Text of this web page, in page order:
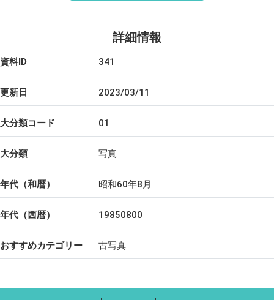
詳細情報
資料ID 341
更新日 2023/03/11
大分類コード 01
大分類 写真
年代（和暦） 昭和60年8月
年代（西暦） 19850800
おすすめカテゴリー 古写真